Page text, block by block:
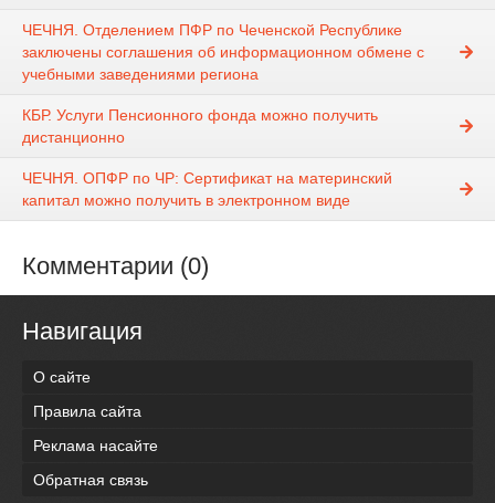
ЧЕЧНЯ. Отделением ПФР по Чеченской Республике
заключены соглашения об информационном обмене с
учебными заведениями региона
КБР. Услуги Пенсионного фонда можно получить
дистанционно
ЧЕЧНЯ. ОПФР по ЧР: Сертификат на материнский
капитал можно получить в электронном виде
Комментарии (0)
Навигация
О сайте
Правила сайта
Реклама насайте
Обратная связь